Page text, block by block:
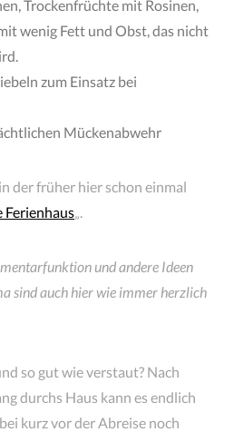
Trockenfrüchte mit Rosinen,
wenig Fett und Obst, das nicht
zum Einsatz bei
Mückenabwehr
der früher hier schon einmal
Ferienhaus„.
und andere Ideen
sind auch hier wie immer herzlich
so gut wie verstaut? Nach
durchs Haus kann es endlich
kurz vor der Abreise noch